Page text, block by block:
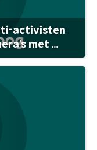
activisten
met ...